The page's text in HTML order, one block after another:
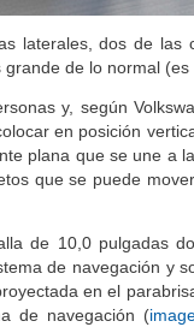
laterales, dos de las
de lo normal
y, según
en posición
plana que se une a
que se puede
de 10,0 pulgadas
de navegación y
en el
de navegación (